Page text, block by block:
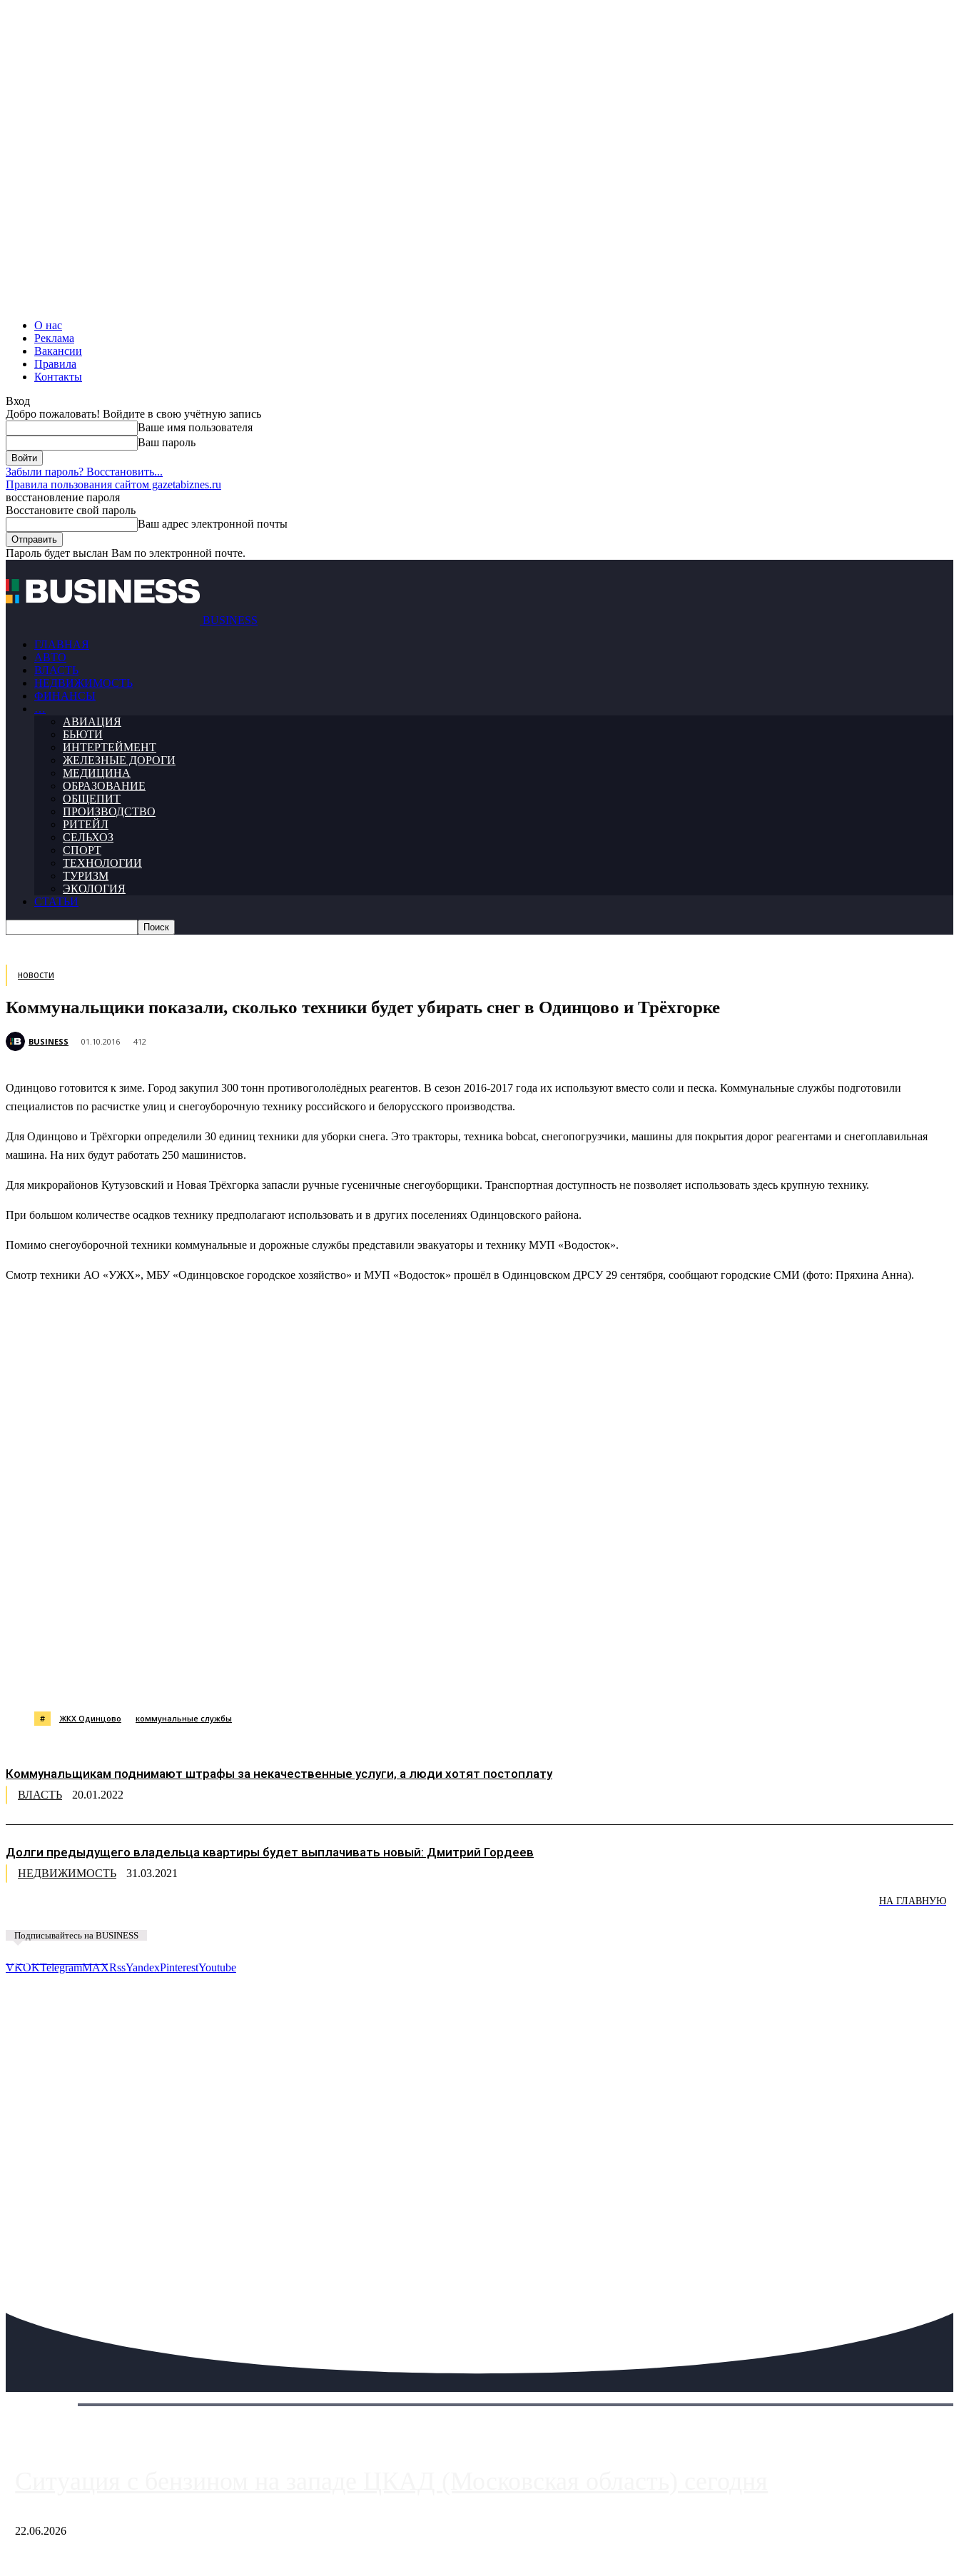
О нас
Реклама
Вакансии
Правила
Контакты
Вход
Добро пожаловать! Войдите в свою учётную запись
Ваше имя пользователя
Ваш пароль
Забыли пароль? Восстановить...
Правила пользования сайтом gazetabiznes.ru
восстановление пароля
Восстановите свой пароль
Ваш адрес электронной почты
Пароль будет выслан Вам по электронной почте.
BUSINESS
ГЛАВНАЯ
АВТО
ВЛАСТЬ
НЕДВИЖИМОСТЬ
ФИНАНСЫ
…
АВИАЦИЯ
БЬЮТИ
ИНТЕРТЕЙМЕНТ
ЖЕЛЕЗНЫЕ ДОРОГИ
МЕДИЦИНА
ОБРАЗОВАНИЕ
ОБЩЕПИТ
ПРОИЗВОДСТВО
РИТЕЙЛ
СЕЛЬХОЗ
СПОРТ
ТЕХНОЛОГИИ
ТУРИЗМ
ЭКОЛОГИЯ
СТАТЬИ
НОВОСТИ
Коммунальщики показали, сколько техники будет убирать снег в Одинцово и Трёхгорке
BUSINESS 01.10.2016 412
Одинцово готовится к зиме. Город закупил 300 тонн противогололёдных реагентов. В сезон 2016-2017 года их используют вместо соли и песка. Коммунальные службы подготовили
специалистов по расчистке улиц и снегоуборочную технику российского и белорусского производства.
Для Одинцово и Трёхгорки определили 30 единиц техники для уборки снега. Это тракторы, техника bobcat, снегопогрузчики, машины для покрытия дорог реагентами и снегоплавильная
машина. На них будут работать 250 машинистов.
Для микрорайонов Кутузовский и Новая Трёхгорка запасли ручные гусеничные снегоуборщики. Транспортная доступность не позволяет использовать здесь крупную технику.
При большом количестве осадков технику предполагают использовать и в других поселениях Одинцовского района.
Помимо снегоуборочной техники коммунальные и дорожные службы представили эвакуаторы и технику МУП «Водосток».
Смотр техники АО «УЖХ», МБУ «Одинцовское городское хозяйство» и МУП «Водосток» прошёл в Одинцовском ДРСУ 29 сентября, сообщают городские СМИ (фото: Пряхина Анна).
# ЖКХ Одинцово коммунальные службы
Коммунальщикам поднимают штрафы за некачественные услуги, а люди хотят постоплату
ВЛАСТЬ 20.01.2022
Долги предыдущего владельца квартиры будет выплачивать новый: Дмитрий Гордеев
НЕДВИЖИМОСТЬ 31.03.2021
НА ГЛАВНУЮ
Подписывайтесь на BUSINESS
VKOKTelegramMAXRssYandexPinterestYoutube
22.06.2026